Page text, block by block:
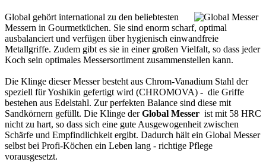
Global gehört international zu den beliebtesten
Messern in Gourmetküchen. Sie sind enorm scharf, optimal
ausbalanciert und verfügen über hygienisch einwandfreie
Metallgriffe. Zudem gibt es sie in einer großen Vielfalt, so dass jeder
Koch sein optimales Messersortiment zusammenstellen kann.
Die Klinge dieser Messer besteht aus Chrom-Vanadium Stahl der
speziell für Yoshikin gefertigt wird (CHROMOVA) - die Griffe
bestehen aus Edelstahl. Zur perfekten Balance sind diese mit
Sandkörnern gefüllt. Die Klinge derGlobal Messer ist mit 58 HRC
nicht zu hart, so dass sich eine gute Ausgewogenheit zwischen
Schärfe und Empfindlichkeit ergibt. Dadurch hält ein Global Messer
selbst bei Profi-Köchen ein Leben lang - richtige Pflege
vorausgesetzt.